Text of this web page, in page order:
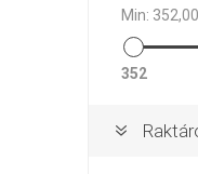
Isolda /
Isofa
Min:
352